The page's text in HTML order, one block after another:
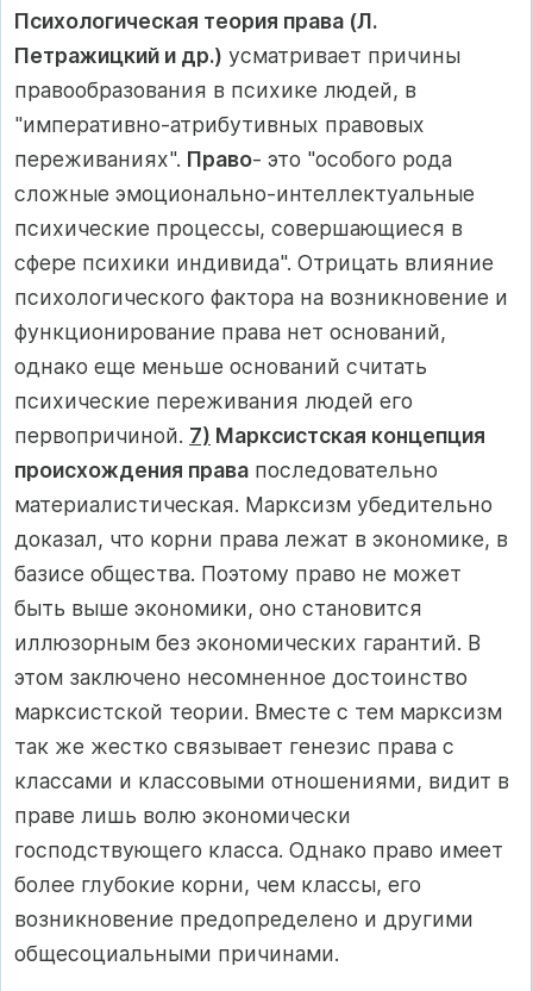
Психологическая теория права (Л.
Петражицкий и др.) усматривает причины
правообразования в психике людей, в
"императивно-атрибутивных правовых
переживаниях". Право- это "особого рода
сложные эмоционально-интеллектуальные
психические процессы, совершающиеся в
сфере психики индивида". Отрицать влияние
психологического фактора на возникновение и
функционирование права нет оснований,
однако еще меньше оснований считать
психические переживания людей его
первопричиной. 7) Марксистская концепция
происхождения права последовательно
материалистическая. Марксизм убедительно
доказал, что корни права лежат в экономике, в
базисе общества. Поэтому право не может
быть выше экономики, оно становится
иллюзорным без экономических гарантий. В
этом заключено несомненное достоинство
марксистской теории. Вместе с тем марксизм
так же жестко связывает генезис права с
классами и классовыми отношениями, видит в
праве лишь волю экономически
господствующего класса. Однако право имеет
более глубокие корни, чем классы, его
возникновение предопределено и другими
общесоциальными причинами.